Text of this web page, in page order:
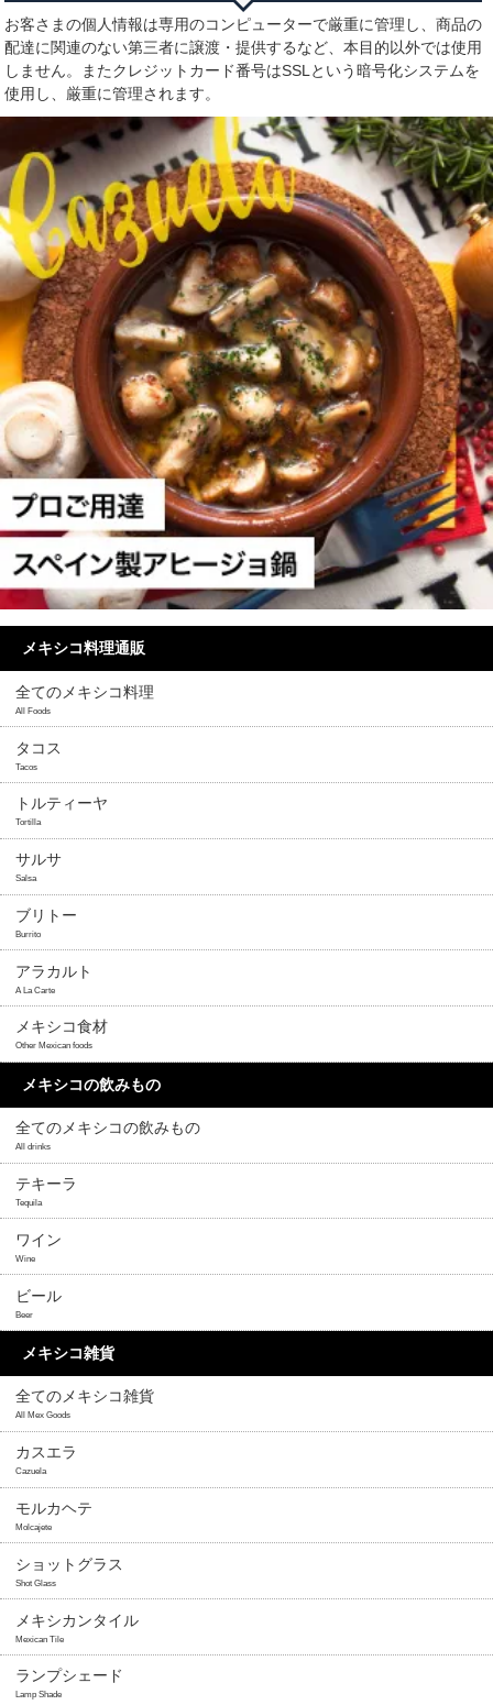
お客さまの個人情報は専用のコンピューターで厳重に管理し、商品の
配達に関連のない第三者に譲渡・提供するなど、本目的以外では使用
しません。またクレジットカード番号はSSLという暗号化システムを
使用し、厳重に管理されます。
メキシコ料理通販
全てのメキシコ料理
All Foods
タコス
Tacos
トルティーヤ
Tortilla
サルサ
Salsa
ブリトー
Burrito
アラカルト
A La Carte
メキシコ食材
Other Mexican foods
メキシコの飲みもの
全てのメキシコの飲みもの
All drinks
テキーラ
Tequila
ワイン
Wine
ビール
Beer
メキシコ雑貨
全てのメキシコ雑貨
All Mex Goods
カスエラ
Cazuela
モルカヘテ
Molcajete
ショットグラス
Shot Glass
メキシカンタイル
Mexican Tile
ランプシェード
Lamp Shade